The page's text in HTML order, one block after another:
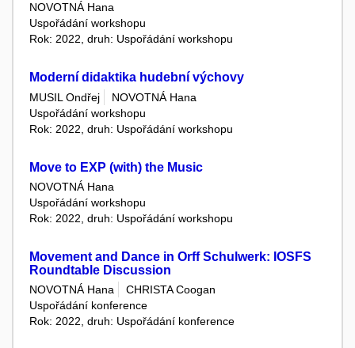
NOVOTNÁ Hana
Uspořádání workshopu
Rok: 2022, druh: Uspořádání workshopu
Moderní didaktika hudební výchovy
MUSIL Ondřej
NOVOTNÁ Hana
Uspořádání workshopu
Rok: 2022, druh: Uspořádání workshopu
Move to EXP (with) the Music
NOVOTNÁ Hana
Uspořádání workshopu
Rok: 2022, druh: Uspořádání workshopu
Movement and Dance in Orff Schulwerk: IOSFS
Roundtable Discussion
NOVOTNÁ Hana
CHRISTA Coogan
Uspořádání konference
Rok: 2022, druh: Uspořádání konference